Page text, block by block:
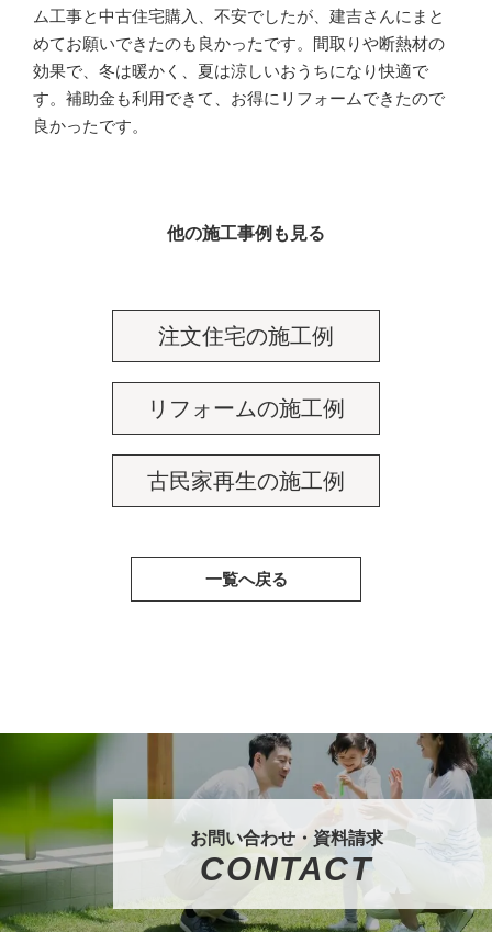
ム工事と中古住宅購入、不安でしたが、建吉さんにまと
めてお願いできたのも良かったです。間取りや断熱材の
効果で、冬は暖かく、夏は涼しいおうちになり快適で
す。補助金も利用できて、お得にリフォームできたので
良かったです。
他の施工事例も見る
注文住宅の施工例
リフォームの施工例
古民家再生の施工例
一覧へ戻る
お問い合わせ・資料請求
CONTACT